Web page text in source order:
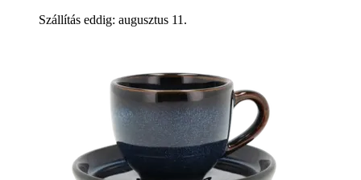
Szállítás eddig: augusztus 11.